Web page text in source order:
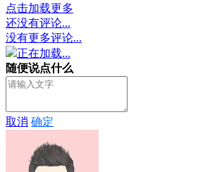
点击加载更多
还没有评论...
没有更多评论...
正在加载...
随便说点什么
取消 确定